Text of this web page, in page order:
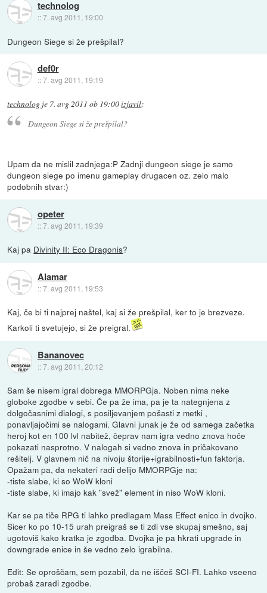
technolog
::7. avg 2011, 19:00
Dungeon Siege si že prešpilal?
def0r
::7. avg 2011, 19:19
technolog je 7. avg 2011 ob 19:00izjavil:
Dungeon Siege si že prešpilal?
Upam da ne mislil zadnjega:P Zadnji dungeon siege je samo
dungeon siege po imenu gameplay drugacen oz. zelo malo
podobnih stvar:)
opeter
::7. avg 2011, 19:39
Kaj pa Divinity II: Eco Dragonis?
Alamar
::7. avg 2011, 19:53
Kaj, če bi ti najprej naštel, kaj si že prešpilal, ker to je brezveze.
Karkoli ti svetujejo, si že preigral.
Bananovec
::7. avg 2011, 20:12
Sam še nisem igral dobrega MMORPGja. Noben nima neke
globoke zgodbe v sebi. Če pa že ima, pa je ta nategnjena z
dolgočasnimi dialogi, s posiljevanjem pošasti z metki ,
ponavljajočimi se nalogami. Glavni junak je že od samega začetka
heroj kot en 100 lvl nabitež, čeprav nam igra vedno znova hoče
pokazati nasprotno. V nalogah si vedno znova in pričakovano
rešitelj. V glavnem nič na nivoju štorije+igrabilnosti+fun faktorja.
Opažam pa, da nekateri radi delijo MMORPGje na:
-tiste slabe, ki so WoW kloni
-tiste slabe, ki imajo kak "svež" element in niso WoW kloni.
Kar se pa tiče RPG ti lahko predlagam Mass Effect enico in dvojko.
Sicer ko po 10-15 urah preigraš se ti zdi vse skupaj smešno, saj
ugotoviš kako kratka je zgodba. Dvojka je pa hkrati upgrade in
downgrade enice in še vedno zelo igrabilna.
Edit: Se oproščam, sem pozabil, da ne iščeš SCI-FI. Lahko vseeno
probaš zaradi zgodbe.